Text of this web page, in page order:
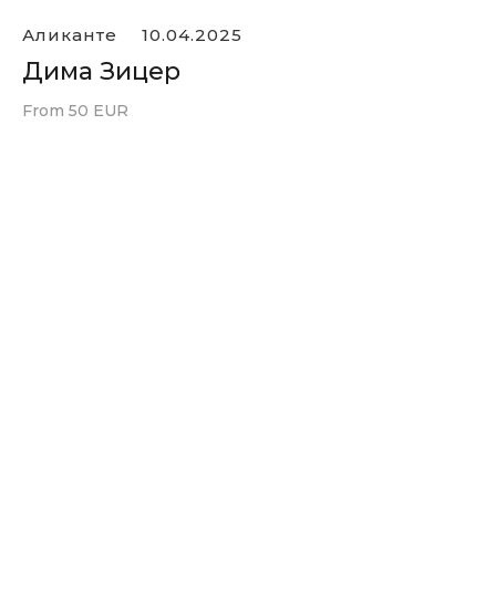
Аликанте 10.04.2025
Дима Зицер
From 50 EUR